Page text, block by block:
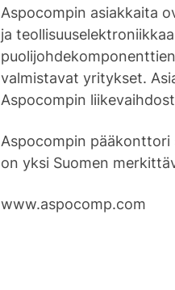
Aspocompin asiakkaita
ja
valmistavat yritykset.
Aspocompin
Aspocompin pääkonttori
on yksi Suomen
www.aspocomp.com